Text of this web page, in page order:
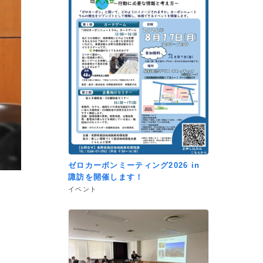
ゼロカーボンミーティング2026 in
諏訪を開催します！
イベント